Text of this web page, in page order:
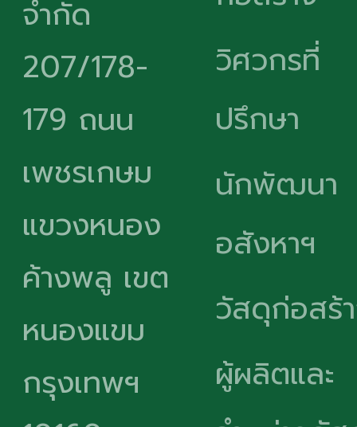
จำกัด
207/178-
179 ถนน
เพชรเกษม
แขวงหนอง
ค้างพลู เขต
หนองแขม
กรุงเทพฯ
วิศวกรที่
ปรึกษา
นักพัฒนา
อสังหาฯ
วัสดุก่อสร้
ผู้ผลิตและ